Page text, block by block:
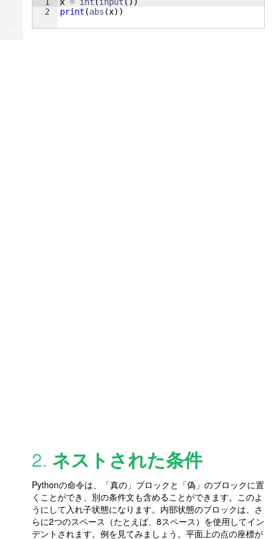
2
print (abs (x))
2. ネストされた条件
Pythonの命令は、「真の」ブロックと「偽」のブロックに置
くことができ、別の条件文も含めることができます。このよ
うにして入れ子状態になります。内部状態のブロックは、さ
らに2つのスペース（たとえば、8スペース）を使用してイン
デントされます。例を見てみましょう。平面上の点の座標が